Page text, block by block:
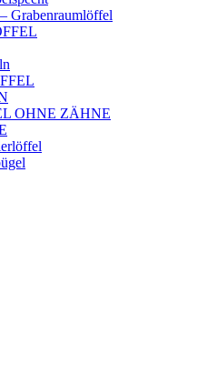
Grabenraumlöffel
OHNE ZÄHNE